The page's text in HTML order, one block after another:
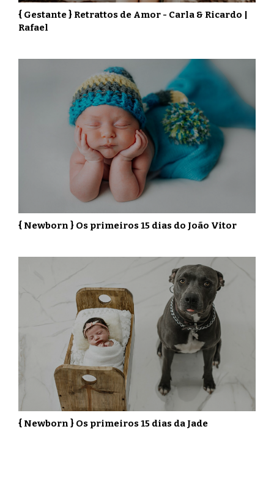
{ Gestante } Retrattos de Amor - Carla & Ricardo |
Rafael
{ Newborn } Os primeiros 15 dias do João Vitor
{ Newborn } Os primeiros 15 dias da Jade